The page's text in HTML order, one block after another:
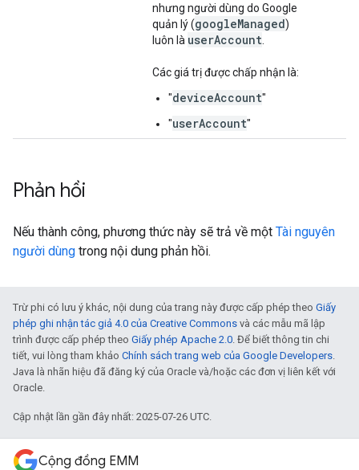
nhưng người dùng do Google
quản lý (googleManaged)
luôn là userAccount
Các giá trị được chấp nhận là:
"deviceAccount"
"userAccount"
Phản hồi
Nếu thành công, phương thức này sẽ trả về một Tài nguyên
người dùng trong nội dung phản hồi.
Trừ phi có lưu ý khác, nội dung của trang này được cấp phép theo Giấy
phép ghi nhận tác giả 4.0 của Creative Commons và các mẫu mã lập
trình được cấp phép theo Giấy phép Apache 2.0. Để biết thông tin chi
tiết, vui lòng tham khảo Chính sách trang web của Google Developers.
Java là nhãn hiệu đã đăng ký của Oracle và/hoặc các đơn vị liên kết với
Oracle.
Cập nhật lần gần đây nhất: 2025-07-26 UTC.
Cộng đồng EMM